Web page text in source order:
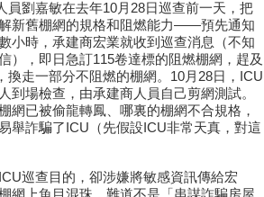
員劉嘉敏在去年10月28日巡查前一天，把
新舊棚網的規格和阻燃能力——預先通知
小時，承建商宏業就收到巡查消息（不知
），即日急訂115卷達標的阻燃棚網，趕及
換走一部分不阻燃的棚網。10月28日，ICU
到場檢查，由承建商人員自己剪網測試。
網已被偷龍轉鳳、哪裏的棚網不合規格，
舉詐騙了ICU（先假設ICU非常天真，對這
巡查目的，卻涉嫌將敏感資訊傳給宏
網上魚目混珠，難道不是「串謀詐騙房屋